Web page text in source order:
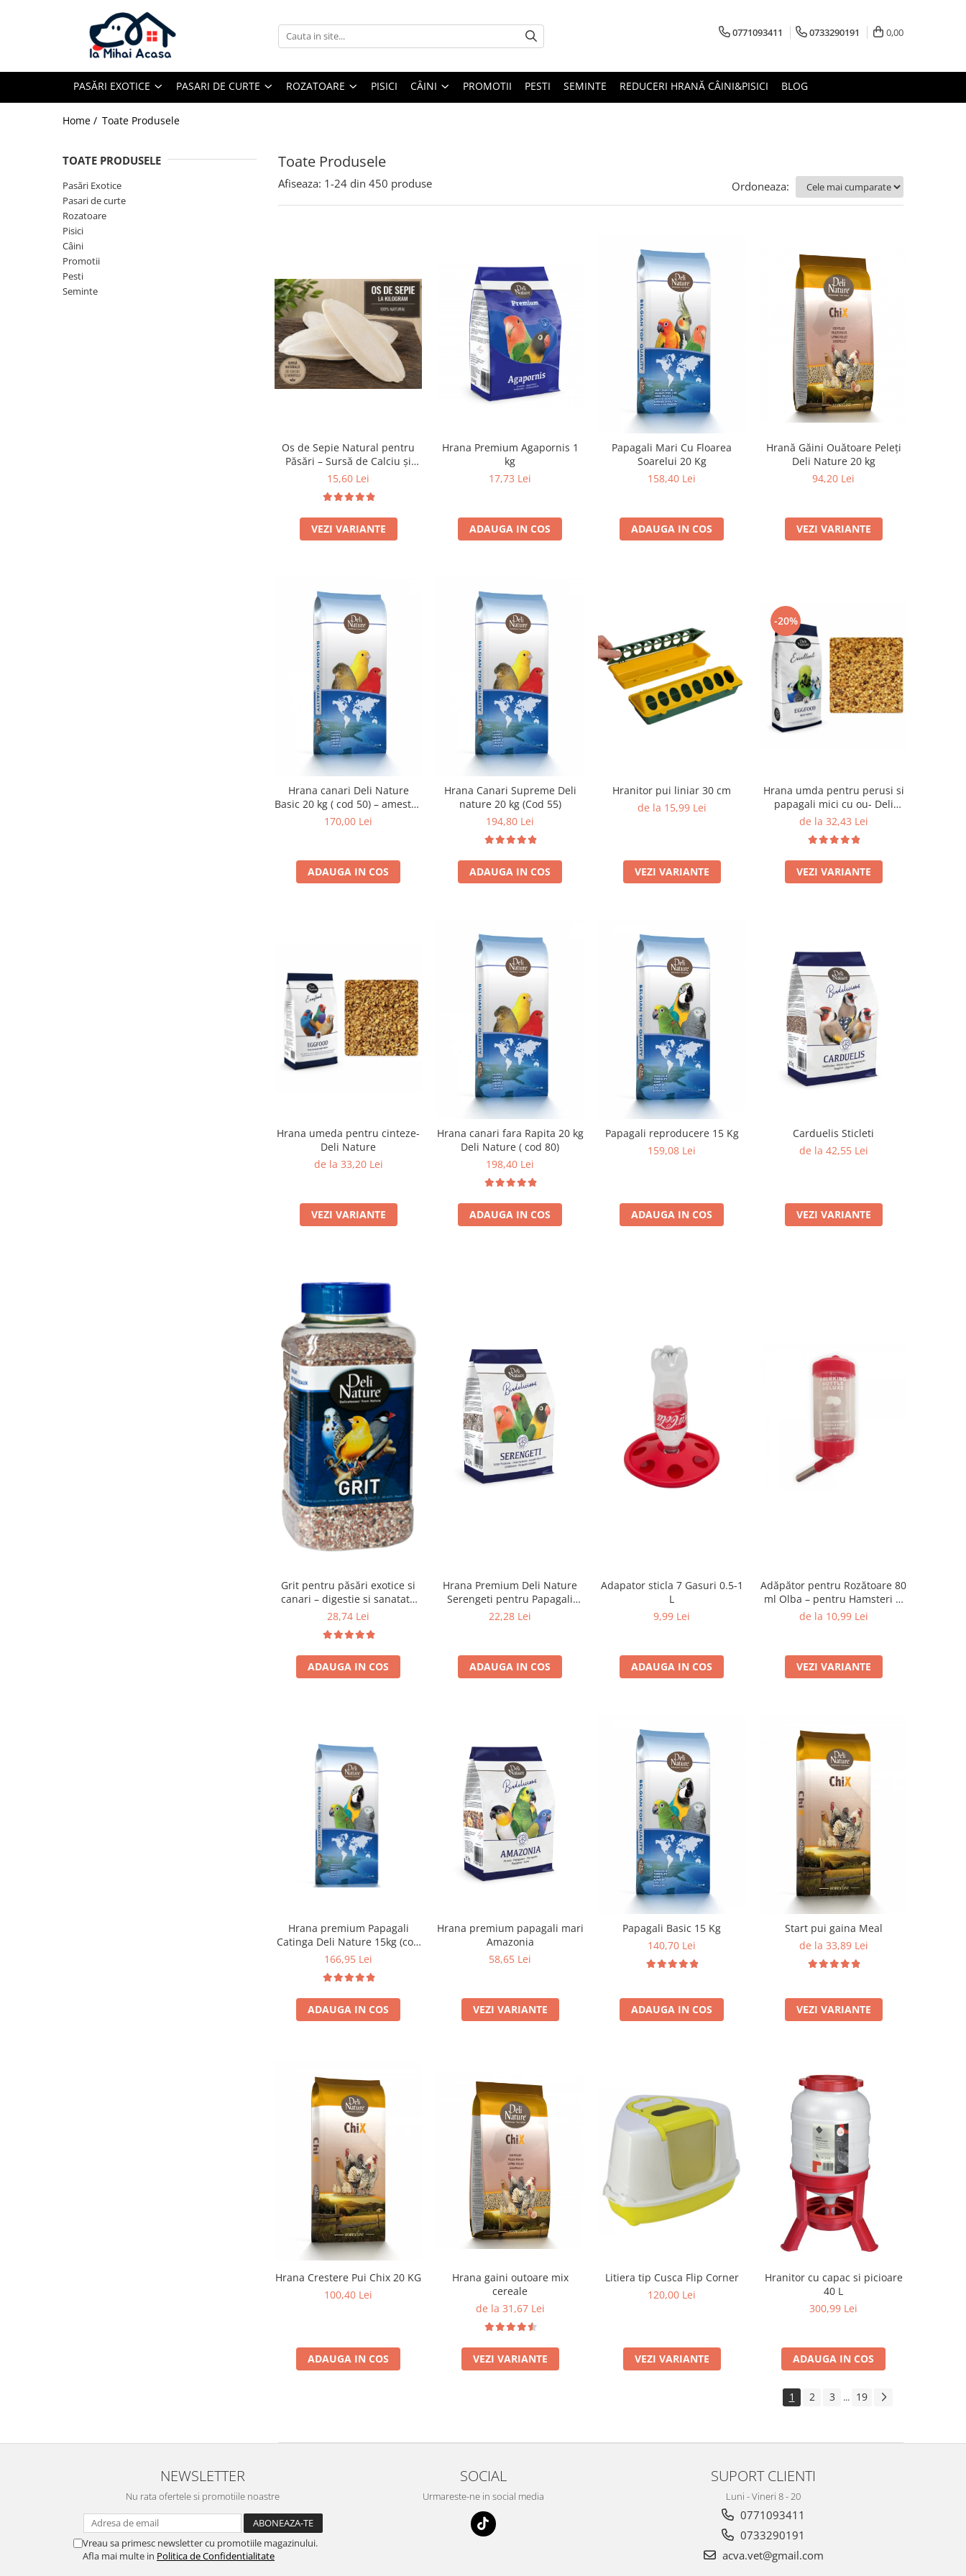
Pasări Exotice
Pachete promotionale
Pasari de curte
Pachete promotionale
Pachete promotionale
0771093411 0733290191 0,00
PASĂRI EXOTICE PASARI DE CURTE ROZATOARE PISICI CÂINI PROMOTII PESTI SEMINTE REDUCERI HRANĂ CÂINI&PISICI BLOG
Home / Toate Produsele
Toate Produsele
TOATE PRODUSELE
Pasări Exotice
Pasari de curte
Rozatoare
Pisici
Câini
Promotii
Pesti
Seminte
Afiseaza: 1-24 din 450 produse Ordoneaza:
Os de Sepie Natural pentru
Păsări – Sursă de Calciu și
Minerale - 100 grame
15,60 Lei
VEZI VARIANTE
Hrana Premium Agapornis 1
kg
17,73 Lei
ADAUGA IN COS
Papagali Mari Cu Floarea
Soarelui 20 Kg
158,40 Lei
ADAUGA IN COS
Hrană Găini Ouătoare Peleți
Deli Nature 20 kg
94,20 Lei
VEZI VARIANTE
Hrana canari Deli Nature
Basic 20 kg ( cod 50) – amestec
seminte pentru hranire zilnica
170,00 Lei
ADAUGA IN COS
Hrana Canari Supreme Deli
nature 20 kg (Cod 55)
194,80 Lei
ADAUGA IN COS
Hranitor pui liniar 30 cm
de la 15,99 Lei
VEZI VARIANTE
-20%
Hrana umda pentru perusi si
papagali mici cu ou- Deli
Nature Eggfood
de la 32,43 Lei
VEZI VARIANTE
Hrana umeda pentru cinteze-
Deli Nature
de la 33,20 Lei
VEZI VARIANTE
Hrana canari fara Rapita 20 kg
Deli Nature ( cod 80)
198,40 Lei
ADAUGA IN COS
Papagali reproducere 15 Kg
159,08 Lei
ADAUGA IN COS
Carduelis Sticleti
de la 42,55 Lei
VEZI VARIANTE
Grit pentru păsări exotice si
canari – digestie si sanatate
Deli Nature 1,2 kg
28,74 Lei
ADAUGA IN COS
Hrana Premium Deli Nature
Serengeti pentru Papagali
Mici 800 g – Mix cu Fructe și
22,28 Lei
ADAUGA IN COS
Adapator sticla 7 Gasuri 0.5-1
L
9,99 Lei
ADAUGA IN COS
Adăpător pentru Rozătoare 80
ml Olba – pentru Hamsteri și
Animale Mici
de la 10,99 Lei
VEZI VARIANTE
Hrana premium Papagali
Catinga Deli Nature 15kg (cod
24)
166,95 Lei
ADAUGA IN COS
Hrana premium papagali mari
Amazonia
58,65 Lei
VEZI VARIANTE
Papagali Basic 15 Kg
140,70 Lei
ADAUGA IN COS
Start pui gaina Meal
de la 33,89 Lei
VEZI VARIANTE
Hrana Crestere Pui Chix 20 KG
100,40 Lei
ADAUGA IN COS
Hrana gaini outoare mix
cereale
de la 31,67 Lei
VEZI VARIANTE
Litiera tip Cusca Flip Corner
120,00 Lei
VEZI VARIANTE
Hranitor cu capac si picioare
40 L
300,99 Lei
ADAUGA IN COS
1 2 3 ... 19
NEWSLETTER
Nu rata ofertele si promotiile noastre
Vreau sa primesc newsletter cu promotiile magazinului.
Afla mai multe in Politica de Confidentialitate
SOCIAL
Urmareste-ne in social media
SUPORT CLIENTI
Luni - Vineri 8 - 20
0771093411
0733290191
acva.vet@gmail.com